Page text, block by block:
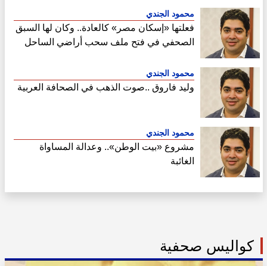
محمود الجندي
فعلتها «إسكان مصر» كالعادة.. وكان لها السبق
الصحفي في فتح ملف سحب أراضي الساحل
محمود الجندي
وليد فاروق ..صوت الذهب في الصحافة العربية
محمود الجندي
مشروع «بيت الوطن».. وعدالة المساواة
الغائبة
كواليس صحفية